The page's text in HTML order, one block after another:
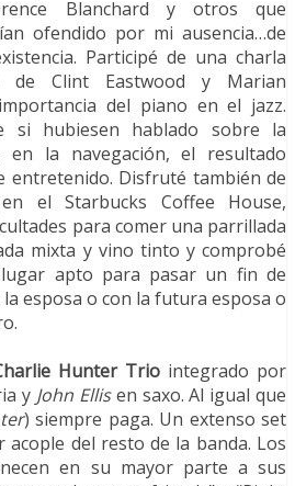
Blanchard y otros que
ofendido por mi ausencia…de
Participé de una charla
de Clint Eastwood y Marian
del piano en el jazz.
si hubiesen hablado sobre la
en la navegación, el resultado
entretenido. Disfruté también de
el Starbucks Coffee House,
para comer una parrillada
mixta y vino tinto y comprobé
apto para pasar un fin de
esposa o con la futura esposa o
Hunter Triointegrado por
y John Ellisen saxo. Al igual que
) siempre paga. Un extenso set
del resto de la banda. Los
en su mayor parte a sus